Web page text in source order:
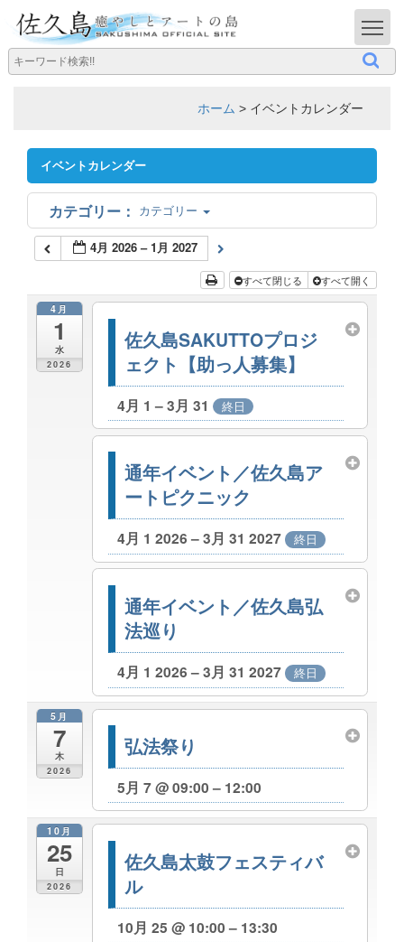
ホーム > イベントカレンダー
イベントカレンダー
カテゴリー
4月 2026 – 1月 2027
すべて閉じる すべて開く
4月
1
水
2026
佐久島SAKUTTOプロジ
ェクト【助っ人募集】
4月 1 – 3月 31 終日
通年イベント／佐久島ア
ートピクニック
4月 1 2026 – 3月 31 2027 終日
通年イベント／佐久島弘
法巡り
4月 1 2026 – 3月 31 2027 終日
5月
7
木
2026
弘法祭り
5月 7 @ 09:00 – 12:00
10月
25
日
2026
佐久島太鼓フェスティバ
ル
10月 25 @ 10:00 – 13:30